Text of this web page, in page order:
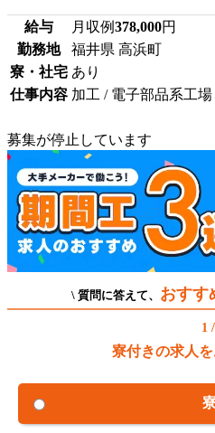
給与 月収例378,000円
勤務地
福井県 高浜町
寮・社宅 あり
仕事内容 加工 / 電子部品系工場
募集が停止しています
\ 質問に答えて、 おすす
1
寮付きの求人